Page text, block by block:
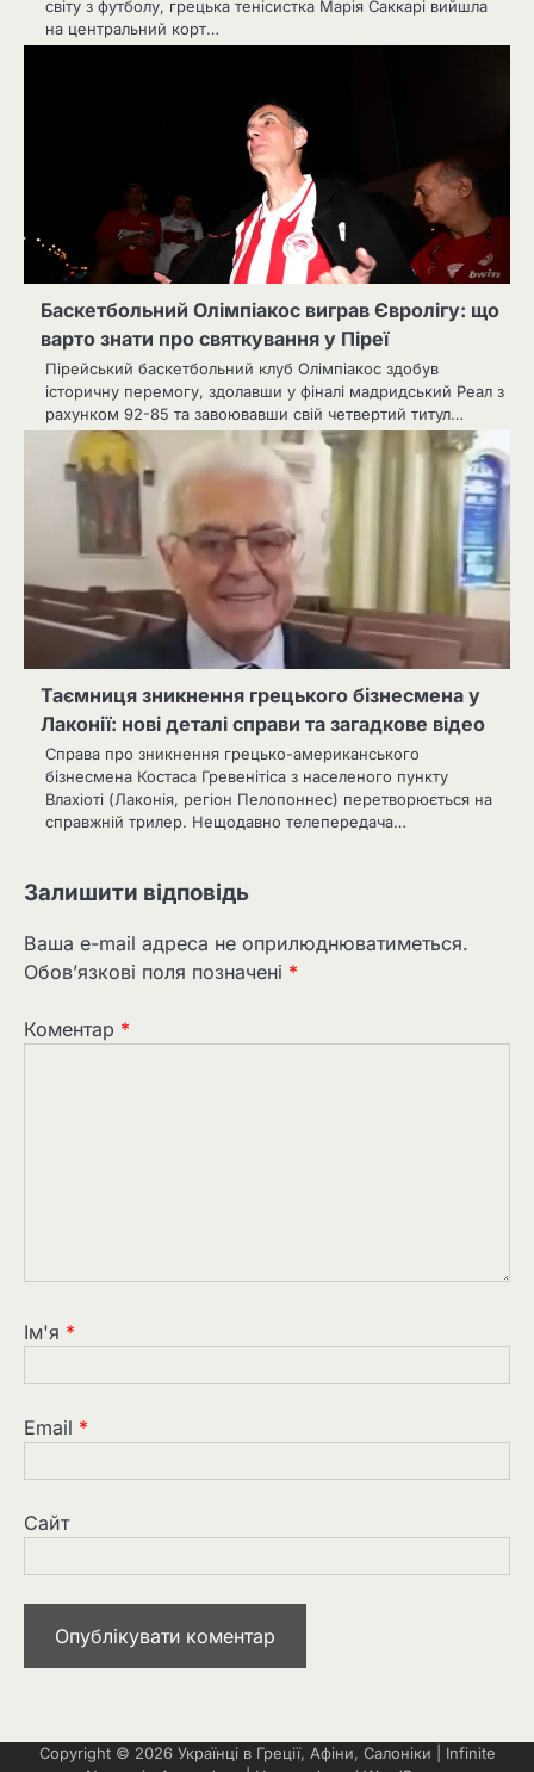
світу з футболу, грецька тенісистка Марія Саккарі вийшла
на центральний корт…
Баскетбольний Олімпіакос виграв Євролігу: що
варто знати про святкування у Піреї
Пірейський баскетбольний клуб Олімпіакос здобув
історичну перемогу, здолавши у фіналі мадридський Реал з
рахунком 92-85 та завоювавши свій четвертий титул…
Таємниця зникнення грецького бізнесмена у
Лаконії: нові деталі справи та загадкове відео
Справа про зникнення грецько-американського
бізнесмена Костаса Гревенітіса з населеного пункту
Влахіоті (Лаконія, регіон Пелопоннес) перетворюється на
справжній трилер. Нещодавно телепередача…
Залишити відповідь
Ваша e-mail адреса не оприлюднюватиметься.
Обов’язкові поля позначені *
Коментар *
Ім'я *
Email *
Сайт
Copyright © 2026 Українці в Греції, Афіни, Салоніки | Infinite